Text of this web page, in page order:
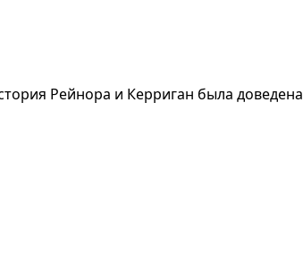
Рейнора и Керриган была